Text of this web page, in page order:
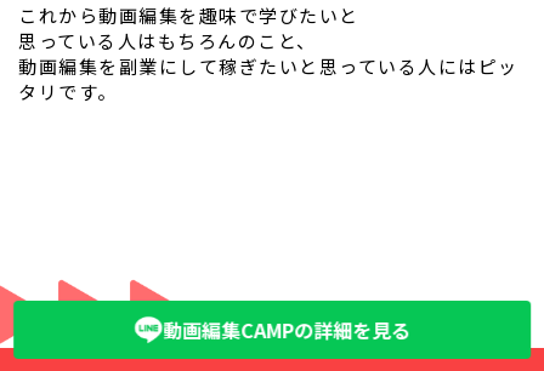
動画編集CAMPの詳細を見る
これから動画編集を趣味で学びたいと
思っている人はもちろんのこと、
動画編集を副業にして稼ぎたいと思っている人にはピッ
タリです。